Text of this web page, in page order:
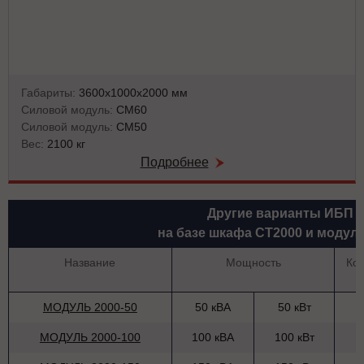
Габариты: 3600х1000х2000 мм
Силовой модуль: СМ60
Силовой модуль: СМ50
Вес: 2100 кг
Подробнее
Другие варианты ИБП
на базе шкафа СТ2000 и
Название Мощность
МОДУЛЬ 2000-50 50 кВА 50 кВт
МОДУЛЬ 2000-100 100 кВА 100 кВт